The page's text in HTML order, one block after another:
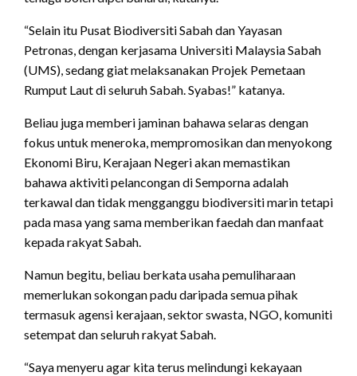
“Selain itu Pusat Biodiversiti Sabah dan Yayasan
Petronas, dengan kerjasama Universiti Malaysia Sabah
(UMS), sedang giat melaksanakan Projek Pemetaan
Rumput Laut di seluruh Sabah. Syabas!” katanya.
Beliau juga memberi jaminan bahawa selaras dengan
fokus untuk meneroka, mempromosikan dan menyokong
Ekonomi Biru, Kerajaan Negeri akan memastikan
bahawa aktiviti pelancongan di Semporna adalah
terkawal dan tidak mengganggu biodiversiti marin tetapi
pada masa yang sama memberikan faedah dan manfaat
kepada rakyat Sabah.
Namun begitu, beliau berkata usaha pemuliharaan
memerlukan sokongan padu daripada semua pihak
termasuk agensi kerajaan, sektor swasta, NGO, komuniti
setempat dan seluruh rakyat Sabah.
“Saya menyeru agar kita terus melindungi kekayaan